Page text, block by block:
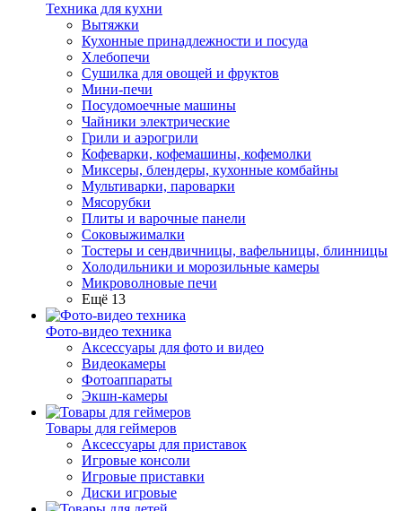
Техника для кухни
Вытяжки
Кухонные принадлежности и посуда
Хлебопечи
Сушилка для овощей и фруктов
Мини-печи
Посудомоечные машины
Чайники электрические
Грили и аэрогрили
Кофеварки, кофемашины, кофемолки
Миксеры, блендеры, кухонные комбайны
Мультиварки, пароварки
Мясорубки
Плиты и варочные панели
Соковыжималки
Тостеры и сендвичницы, вафельницы, блинницы
Холодильники и морозильные камеры
Микроволновые печи
Ещё 13
Фото-видео техника
Аксессуары для фото и видео
Видеокамеры
Фотоаппараты
Экшн-камеры
Товары для геймеров
Аксессуары для приставок
Игровые консоли
Игровые приставки
Диски игровые